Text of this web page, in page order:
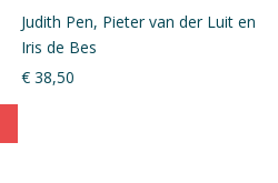
Judith Pen, Pieter van der Luit en
Iris de Bes
€ 38,50